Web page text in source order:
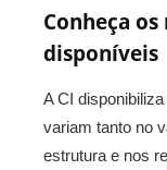
Conheça
disponíveis
A CI
variam tanto no
estrutura e nos